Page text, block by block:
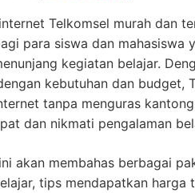
Telkomsel murah dan
para siswa dan mahasiswa
kegiatan belajar.
kebutuhan dan budget,
tanpa menguras
dan nikmati pengalaman
akan membahas berbagai
tips mendapatkan